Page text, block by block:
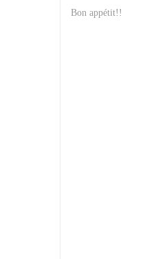
Bon appétit!!